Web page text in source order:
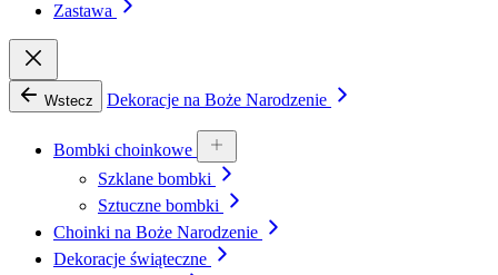
Zastawa
Wstecz Dekoracje na Boże Narodzenie
Bombki choinkowe
Szklane bombki
Sztuczne bombki
Choinki na Boże Narodzenie
Dekoracje świąteczne